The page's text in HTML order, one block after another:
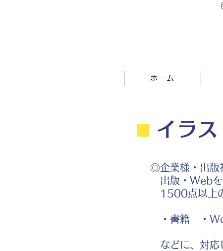
ホーム
⬛︎ イラ
◎企業様・出版
出版・Webを
1500点以上の
・書籍 ・
などに、対応